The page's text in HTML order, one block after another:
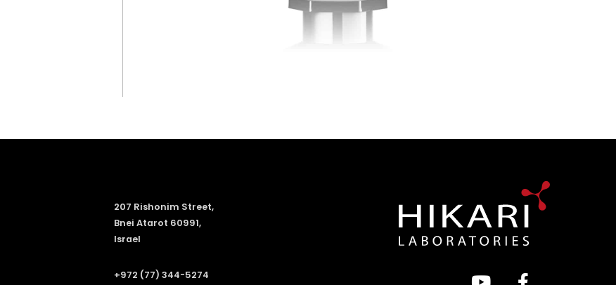
207 Rishonim Street,
Bnei Atarot 60991,
Israel
+972 (77) 344-5274